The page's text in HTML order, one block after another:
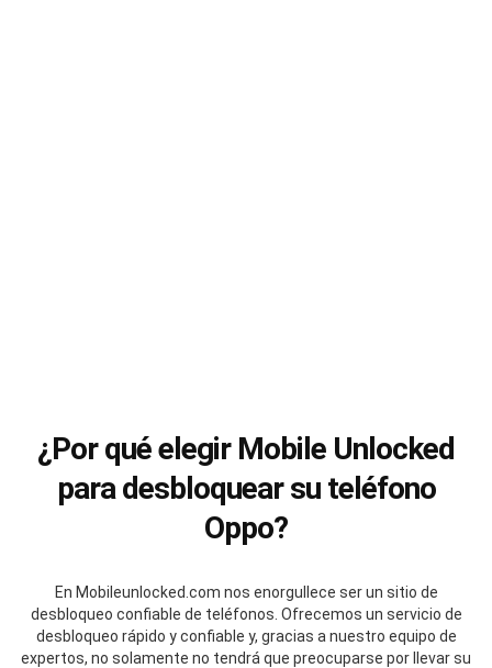
¿Por qué elegir Mobile Unlocked
para desbloquear su teléfono
Oppo?
En Mobileunlocked.com nos enorgullece ser un sitio de
desbloqueo confiable de teléfonos. Ofrecemos un servicio de
desbloqueo rápido y confiable y, gracias a nuestro equipo de
expertos, no solamente no tendrá que preocuparse por llevar su